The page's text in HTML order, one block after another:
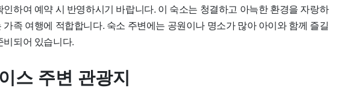
하여 예약 시 반영하시기 바랍니다. 이 숙소는 청결하고 아늑한 환경을 자랑하
족 여행에 적합합니다. 숙소 주변에는 공원이나 명소가 많아 아이와 함께 즐길
비되어 있습니다.
스 주변 관광지